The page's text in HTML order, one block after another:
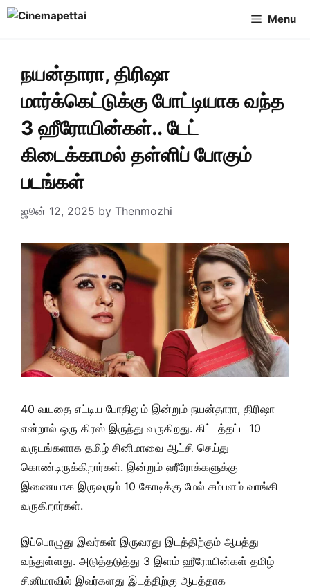
Skip
Menu
நயன்தாரா, திரிஷா
மார்க்கெட்டுக்கு போட்டியாக வந்த
3 ஹீரோயின்கள்.. டேட்
கிடைக்காமல் தள்ளிப் போகும்
படங்கள்
ஜூன் 12, 2025 by Thenmozhi
40 வயதை எட்டிய போதிலும் இன்றும் நயன்தாரா, திரிஷா
என்றால் ஒரு கிரஸ் இருந்து வருகிறது. கிட்டத்தட்ட 10
வருடங்களாக தமிழ் சினிமாவை ஆட்சி செய்து
கொண்டிருக்கிறார்கள். இன்றும் ஹீரோக்களுக்கு
இணையாக இருவரும் 10 கோடிக்கு மேல் சம்பளம் வாங்கி
வருகிறார்கள்.
இப்பொழுது இவர்கள் இருவரது இடத்திற்கும் ஆபத்து
வந்துள்ளது. அடுத்தடுத்து 3 இளம் ஹீரோயின்கள் தமிழ்
சினிமாவில் இவர்களது இடத்திற்கு ஆபத்தாக